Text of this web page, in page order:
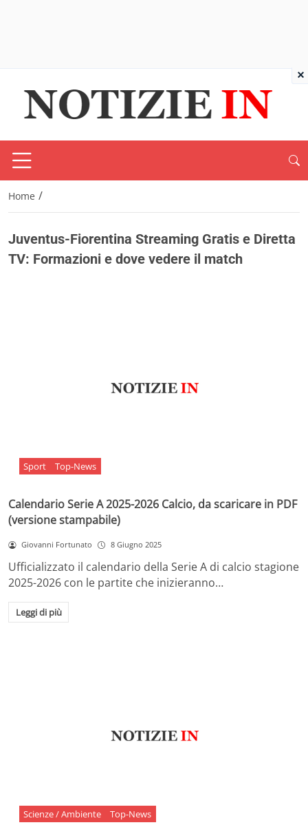
Home /
Juventus-Fiorentina Streaming Gratis e Diretta
TV: Formazioni e dove vedere il match
Sport Top-News
Calendario Serie A 2025-2026 Calcio, da scaricare in PDF
(versione stampabile)
Giovanni Fortunato 8 Giugno 2025
Ufficializzato il calendario della Serie A di calcio stagione
2025-2026 con le partite che inizieranno…
Leggi di più
Scienze / Ambiente Top-News
×